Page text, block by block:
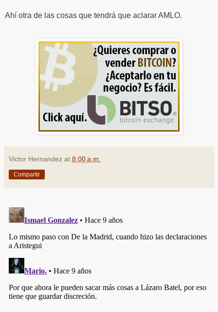
Ahí otra de las cosas que tendrá que aclarar AMLO.
Victor Hernandez at 8:00 a.m.
Compartir